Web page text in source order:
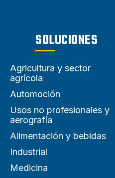
SOLUCIONES
Agricultura y sector
agrícola
Automoción
Usos no profesionales y
aerografía
Alimentación y bebidas
Industrial
Medicina